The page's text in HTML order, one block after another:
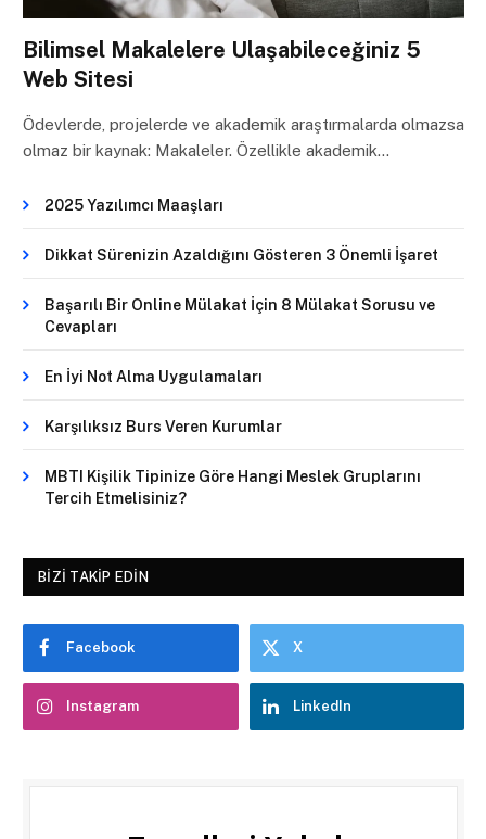
Bilimsel Makalelere Ulaşabileceğiniz 5
Web Sitesi
Ödevlerde, projelerde ve akademik araştırmalarda olmazsa
olmaz bir kaynak: Makaleler. Özellikle akademik…
2025 Yazılımcı Maaşları
Dikkat Sürenizin Azaldığını Gösteren 3 Önemli İşaret
Başarılı Bir Online Mülakat İçin 8 Mülakat Sorusu ve
Cevapları
En İyi Not Alma Uygulamaları
Karşılıksız Burs Veren Kurumlar
MBTI Kişilik Tipinize Göre Hangi Meslek Gruplarını
Tercih Etmelisiniz?
BIZI TAKIP EDIN
Facebook X
Instagram LinkedIn